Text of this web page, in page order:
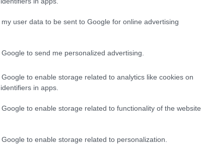
user data to be sent to Google for online advertising
to send me personalized advertising.
to enable storage related to analytics like cookies on
in apps.
to enable storage related to functionality of the website
to enable storage related to personalization.